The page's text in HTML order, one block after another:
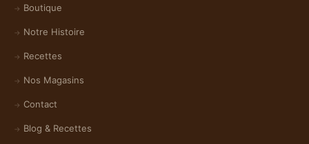
Boutique
Notre Histoire
Recettes
Nos Magasins
Contact
Blog & Recettes